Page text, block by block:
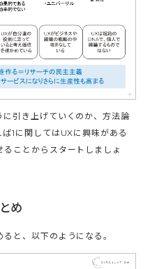
引き上げていくのか、方法論
1に関してはUXに興味がある
ことからスタートしましょ
め
と、以下のようになる。